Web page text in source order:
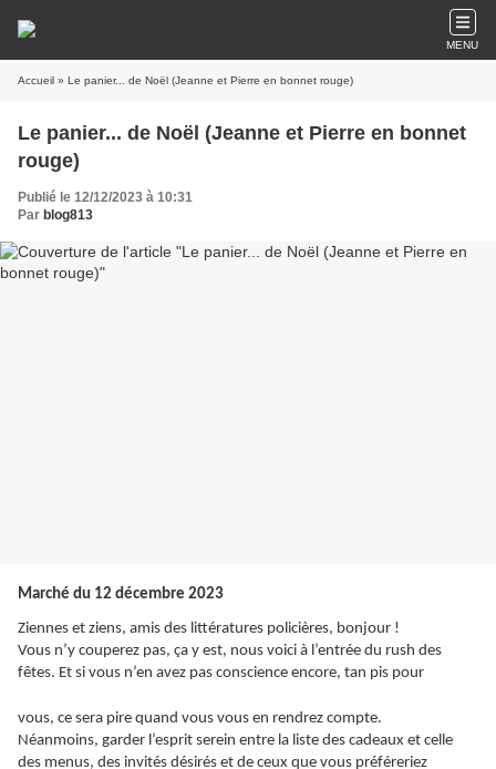
MENU
Accueil » Le panier... de Noël (Jeanne et Pierre en bonnet rouge)
Le panier... de Noël (Jeanne et Pierre en bonnet
rouge)
Publié le 12/12/2023 à 10:31
Par blog813
Marché du 12 décembre 2023
Ziennes et ziens, amis des littératures policières, bonjour !
Vous n’y couperez pas, ça y est, nous voici à l’entrée du rush des
fêtes. Et si vous n’en avez pas conscience encore, tan pis pour
vous, ce sera pire quand vous vous en rendrez compte.
Néanmoins, garder l’esprit serein entre la liste des cadeaux et celle
des menus, des invités désirés et de ceux que vous préféreriez